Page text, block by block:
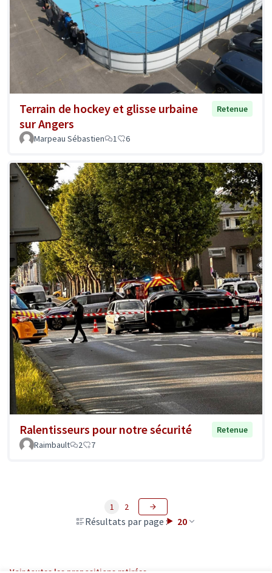
Terrain de hockey et glisse urbaine
sur Angers
Retenue
Marpeau Sébastien 1 6
Ralentisseurs pour notre sécurité
Retenue
Raimbault
2 7
Résultats par page : 20
1 2